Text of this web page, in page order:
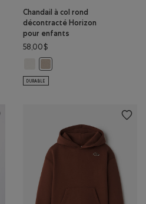
Chandail à col rond
décontracté Horizon
pour enfants
58,00$
DURABLE